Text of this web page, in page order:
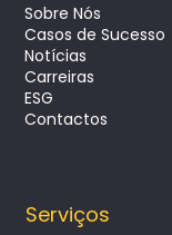
Customer
Serviços
Sobre Nós
Casos de Sucesso
Notícias
Carreiras
ESG
Contactos